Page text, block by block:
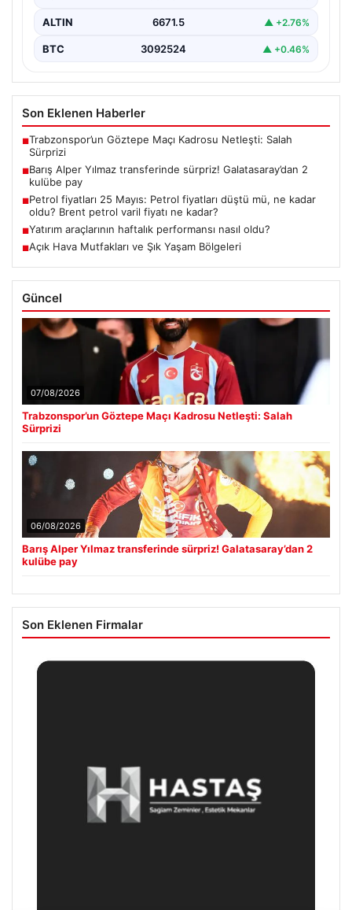
ALTIN 6671.5 ▲ +2.76%
BTC 3092524 ▲ +0.46%
Son Eklenen Haberler
■Trabzonspor’un Göztepe Maçı Kadrosu Netleşti: Salah
Sürprizi
■Barış Alper Yılmaz transferinde sürpriz! Galatasaray’dan 2
kulübe pay
■Petrol fiyatları 25 Mayıs: Petrol fiyatları düştü mü, ne kadar
oldu? Brent petrol varil fiyatı ne kadar?
■Yatırım araçlarının haftalık performansı nasıl oldu?
■Açık Hava Mutfakları ve Şık Yaşam Bölgeleri
Güncel
07/08/2026
Trabzonspor’un Göztepe Maçı Kadrosu Netleşti: Salah
Sürprizi
06/08/2026
Barış Alper Yılmaz transferinde sürpriz! Galatasaray’dan 2
kulübe pay
Son Eklenen Firmalar